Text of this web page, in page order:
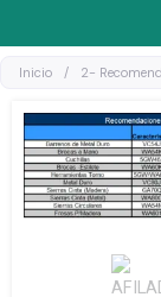
Inicio / 2-